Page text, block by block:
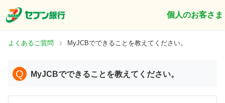
個人のお客さま
よくあるご質問 MyJCBでできることを教えてください。
Q MyJCBでできることを教えてください。